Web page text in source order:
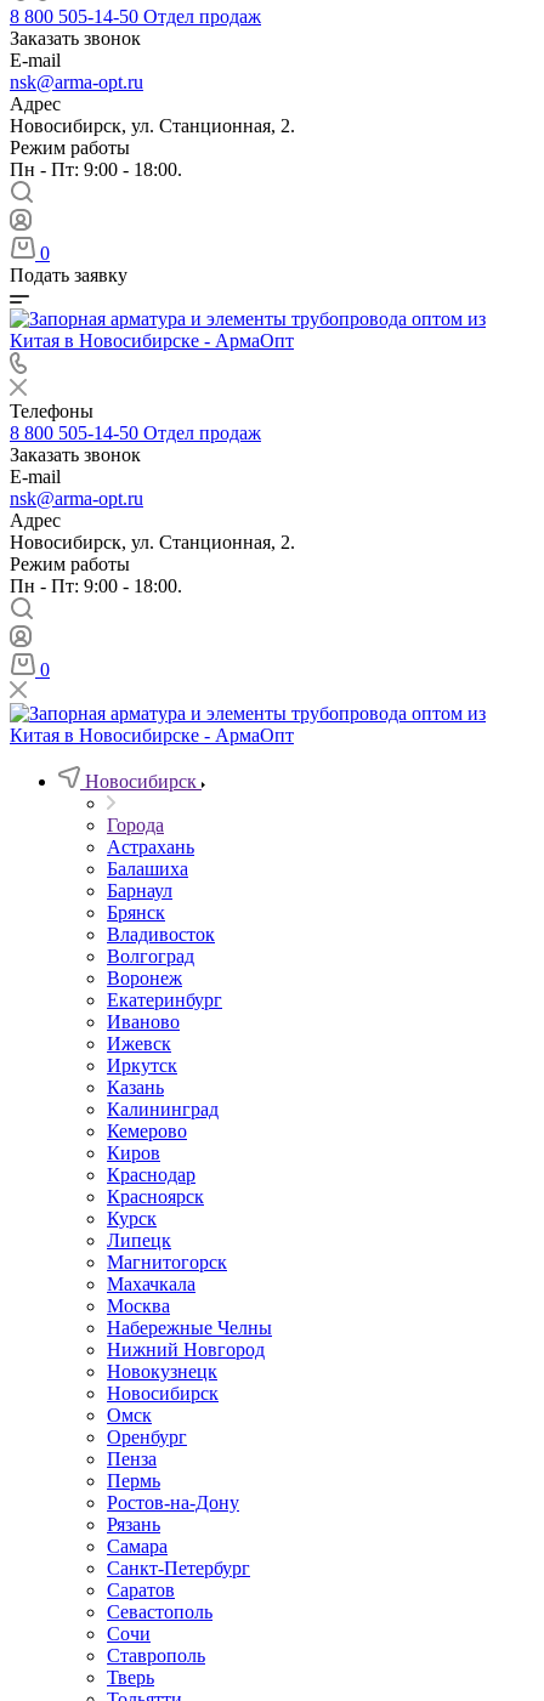
8 800 505-14-50 Отдел продаж
Заказать звонок
E-mail
nsk@arma-opt.ru
Адрес
Новосибирск, ул. Станционная, 2.
Режим работы
Пн - Пт: 9:00 - 18:00.
0
Подать заявку
Телефоны
8 800 505-14-50 Отдел продаж
Заказать звонок
E-mail
nsk@arma-opt.ru
Адрес
Новосибирск, ул. Станционная, 2.
Режим работы
Пн - Пт: 9:00 - 18:00.
0
Новосибирск
Города
Астрахань
Балашиха
Барнаул
Брянск
Владивосток
Волгоград
Воронеж
Екатеринбург
Иваново
Ижевск
Иркутск
Казань
Калининград
Кемерово
Киров
Краснодар
Красноярск
Курск
Липецк
Магнитогорск
Махачкала
Москва
Набережные Челны
Нижний Новгород
Новокузнецк
Новосибирск
Омск
Оренбург
Пенза
Пермь
Ростов-на-Дону
Рязань
Самара
Санкт-Петербург
Саратов
Севастополь
Сочи
Ставрополь
Тверь